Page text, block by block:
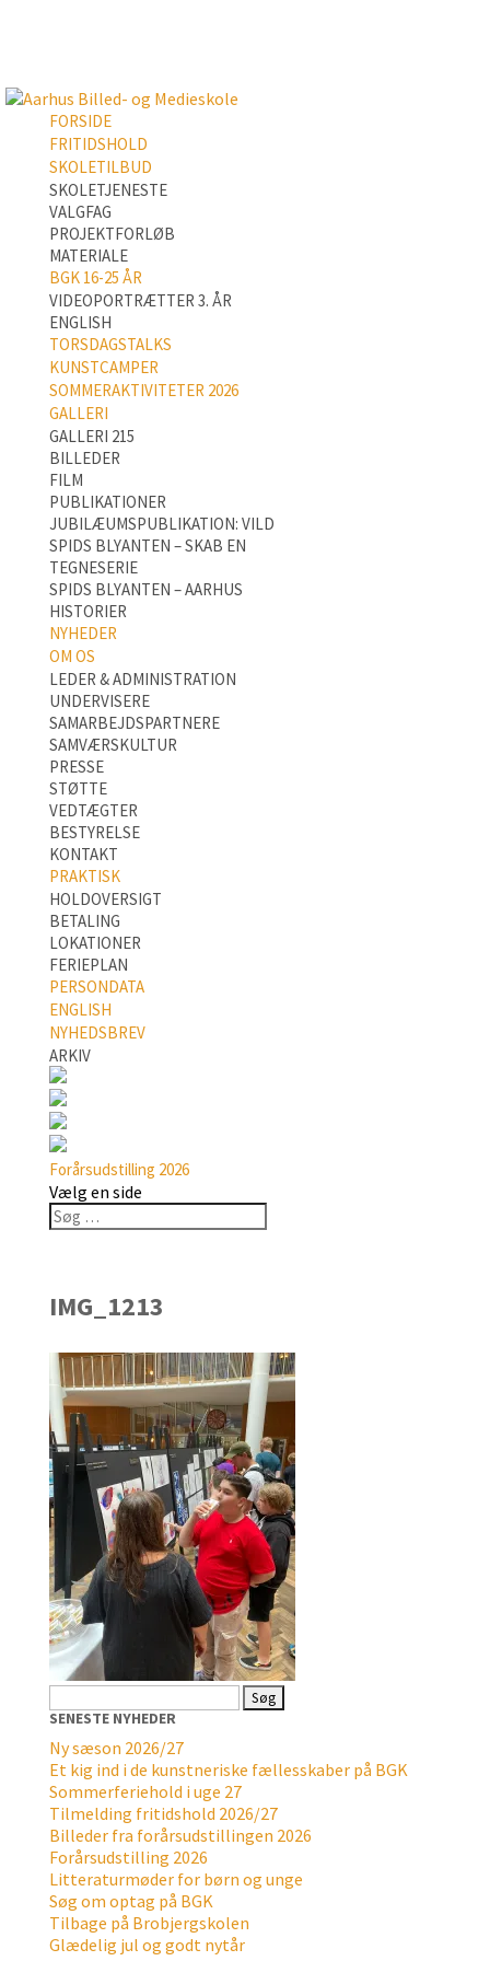
FORSIDE
FRITIDSHOLD
SKOLETILBUD
SKOLETJENESTE
VALGFAG
PROJEKTFORLØB
MATERIALE
BGK 16-25 ÅR
VIDEOPORTRÆTTER 3. ÅR
ENGLISH
TORSDAGSTALKS
KUNSTCAMPER
SOMMERAKTIVITETER 2026
GALLERI
GALLERI 215
BILLEDER
FILM
PUBLIKATIONER
JUBILÆUMSPUBLIKATION: VILD
SPIDS BLYANTEN – SKAB EN
TEGNESERIE
SPIDS BLYANTEN – AARHUS
HISTORIER
NYHEDER
OM OS
LEDER & ADMINISTRATION
UNDERVISERE
SAMARBEJDSPARTNERE
SAMVÆRSKULTUR
PRESSE
STØTTE
VEDTÆGTER
BESTYRELSE
KONTAKT
PRAKTISK
HOLDOVERSIGT
BETALING
LOKATIONER
FERIEPLAN
PERSONDATA
ENGLISH
NYHEDSBREV
ARKIV
Forårsudstilling 2026
Vælg en side
IMG_1213
efter:
SENESTE NYHEDER
Ny sæson 2026/27
Et kig ind i de kunstneriske fællesskaber på BGK
Sommerferiehold i uge 27
Tilmelding fritidshold 2026/27
Billeder fra forårsudstillingen 2026
Forårsudstilling 2026
Litteraturmøder for børn og unge
Søg om optag på BGK
Tilbage på Brobjergskolen
Glædelig jul og godt nytår